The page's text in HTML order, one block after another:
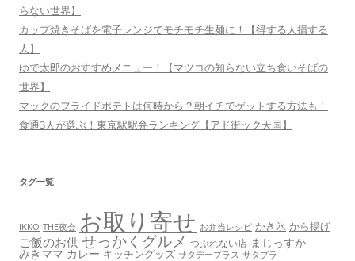
らない世界】
カップ焼きそばを電子レンジでモチモチ生麺に！【得する人損する
人】
ゆで太郎のおすすめメニュー！【マツコの知らない立ち食いそばの
世界】
マックのフライドポテトは何時から？朝イチでゲットする方法も！
食通3人が選ぶ！東京駅駅弁ランキング【アド街ック天国】
タグ一覧
IKKO THE夜会 お取り寄せ お弁当レシピ かき氷 から揚げ
ご飯のお供 せっかくグルメ つぶれない店 まじっすか
みきママ カレー キッチングッズ サタデープラス サタプラ